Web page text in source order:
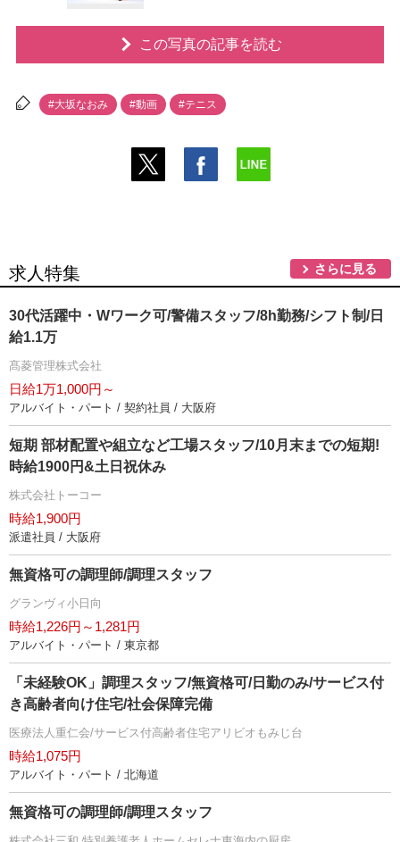
この写真の記事を読む
#大坂なおみ #動画 #テニス
求人特集 さらに見る
30代活躍中・Wワーク可/警備スタッフ/8h勤務/シフト制/日
給1.1万
髙菱管理株式会社
日給1万1,000円～
アルバイト・パート / 契約社員 / 大阪府
短期 部材配置や組立など工場スタッフ/10月末までの短期!
時給1900円&土日祝休み
株式会社トーコー
時給1,900円
派遣社員 / 大阪府
無資格可の調理師/調理スタッフ
グランヴィ小日向
時給1,226円～1,281円
アルバイト・パート / 東京都
「未経験OK」調理スタッフ/無資格可/日勤のみ/サービス付
き高齢者向け住宅/社会保障完備
医療法人重仁会/サービス付高齢者住宅アリビオもみじ台
時給1,075円
アルバイト・パート / 北海道
無資格可の調理師/調理スタッフ